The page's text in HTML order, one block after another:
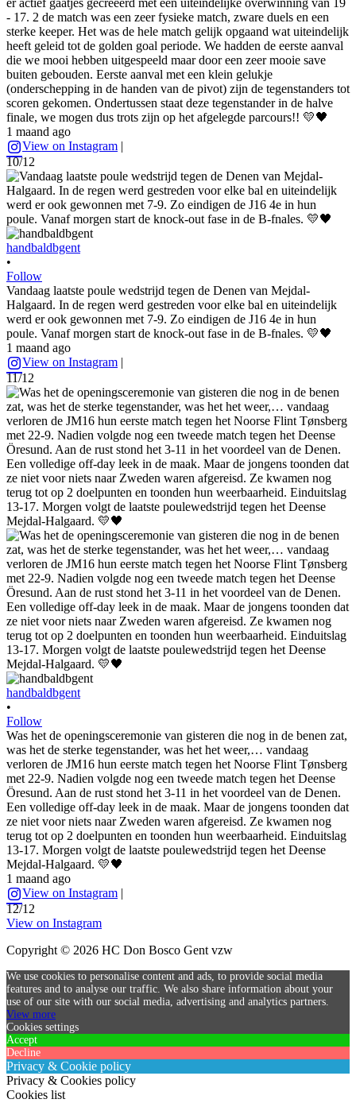
er actief gaatjes gecreëerd met een uiteindelijke overwinning van 19
- 17. 2 de match was een zeer fysieke match, zware duels en een
sterke keeper. Het was de hele match gelijk opgaand wat uiteindelijk
heeft geleid tot de golden goal periode. We hadden de eerste aanval
die we mooi hebben uitgespeeld maar door een zeer mooie save
buiten gebouden. Eerste aanval met een klein gelukje
(onderschepping in de handen van de pivot) zijn de tegenstanders tot
scoren gekomen. Ondertussen staat deze tegenstander in de halve
finale, we mogen dus trots zijn op het afgelegde parcours!! 💛🖤
1 maand ago
View on Instagram |
10/12
handbaldbgent
•
Follow
Vandaag laatste poule wedstrijd tegen de Denen van Mejdal-
Halgaard. In de regen werd gestreden voor elke bal en uiteindelijk
werd er ook gewonnen met 7-9. Zo eindigen de J16 4e in hun
poule. Vanaf morgen start de knock-out fase in de B-fnales. 💛🖤
1 maand ago
View on Instagram |
11/12
handbaldbgent
•
Follow
Was het de openingsceremonie van gisteren die nog in de benen zat,
was het de sterke tegenstander, was het het weer,… vandaag
verloren de JM16 hun eerste match tegen het Noorse Flint Tønsberg
met 22-9. Nadien volgde nog een tweede match tegen het Deense
Öresund. Aan de rust stond het 3-11 in het voordeel van de Denen.
Een volledige off-day leek in de maak. Maar de jongens toonden dat
ze niet voor niets naar Zweden waren afgereisd. Ze kwamen nog
terug tot op 2 doelpunten en toonden hun weerbaarheid. Einduitslag
13-17. Morgen volgt de laatste poulewedstrijd tegen het Deense
Mejdal-Halgaard. 💛🖤
1 maand ago
View on Instagram |
12/12
View on Instagram
Copyright © 2026 HC Don Bosco Gent vzw
We use cookies to personalise content and ads, to provide social media
features and to analyse our traffic. We also share information about your
use of our site with our social media, advertising and analytics partners.
View more
Cookies settings
Accept
Decline
Privacy & Cookie policy
Privacy & Cookies policy
Cookies list